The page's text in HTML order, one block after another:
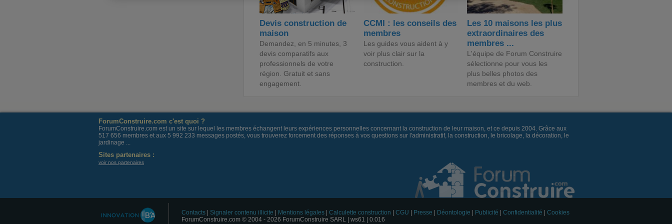
Devis construction de
maison
Demandez, en 5 minutes, 3
devis comparatifs aux
professionnels de votre
région. Gratuit et sans
engagement.
CCMI : les conseils des
membres
Les guides vous aident à y
voir plus clair sur la
construction.
Les 10 maisons les plus
extraordinaires des
membres ...
L'équipe de Forum Construire
sélectionne pour vous les
plus belles photos des
membres et du web.
ForumConstruire.com c'est quoi ?
ForumConstruire.com est un site sur lequel les membres échangent leurs expériences personnelles concernant la construction de leur maison, et ce depuis 2004. Grâce aux
517 656 membres et aux 5 992 233 messages postés, vous trouverez forcement des réponses à vos questions sur l'administratif, la construction, le bricolage, la décoration, le
jardinage ...
Sites partenaires :
voir nos partenaires
Contacts Signaler contenu illicite Mentions légales Calculette construction CGU Presse Déontologie Publicité Confidentialité
Cookies
ForumConstruire.com © 2004 - 2026 ForumConstruire SARL | ws61 | 0.016